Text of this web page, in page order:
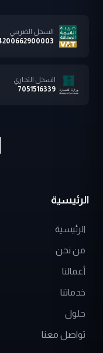
السجل الضريبي
السجل التجاري
7051516339
الرئيسية
الرئيسية
من نحن
أعمالنا
خدماتنا
حلول
تواصل معنا